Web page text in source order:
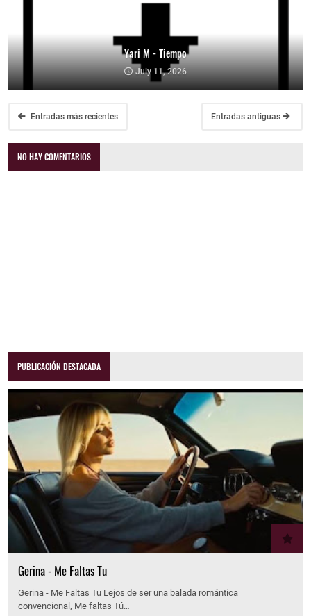
Yari M - Tiempo
July 11, 2026
Entradas más recientes Entradas antiguas
NO HAY COMENTARIOS
PUBLICACIÓN DESTACADA
Gerina - Me Faltas Tu
Gerina - Me Faltas Tu Lejos de ser una balada romántica
convencional, Me faltas Tú…